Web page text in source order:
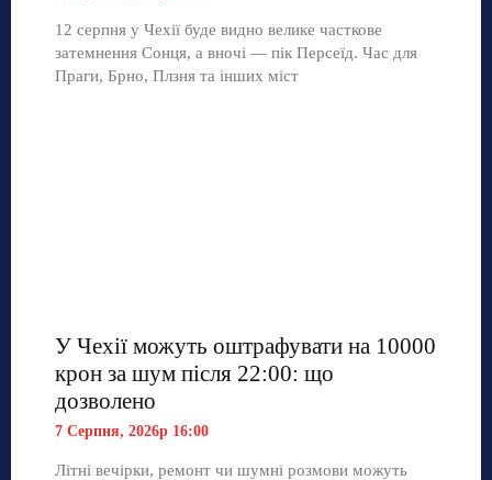
12 серпня у Чехії буде видно велике часткове
затемнення Сонця, а вночі — пік Персеїд. Час для
Праги, Брно, Плзня та інших міст
У Чехії можуть оштрафувати на 10000
крон за шум після 22:00: що
дозволено
7 Серпня, 2026р 16:00
Літні вечірки, ремонт чи шумні розмови можуть